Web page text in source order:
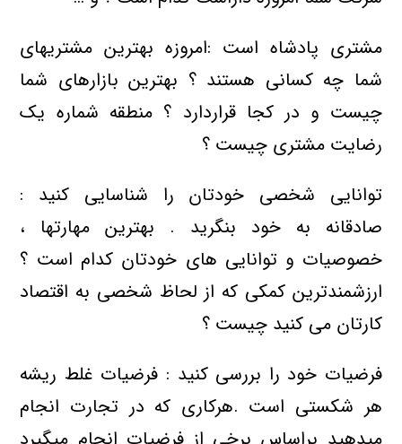
مشتری پادشاه است :امروزه بهترین مشتریهای
شما چه کسانی هستند ؟ بهترین بازارهای شما
چیست و در کجا قراردارد ؟ منطقه شماره یک
رضایت مشتری چیست ؟
توانایی شخصی خودتان را شناسایی کنید :
صادقانه به خود بنگرید . بهترین مهارتها ،
خصوصیات و توانایی های خودتان کدام است ؟
ارزشمندترین کمکی که از لحاظ شخصی به اقتصاد
کارتان می کنید چیست ؟
فرضیات خود را بررسی کنید : فرضیات غلط ریشه
هر شکستی است .هرکاری که در تجارت انجام